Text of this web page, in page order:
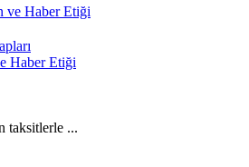
Haber Etiği
taksitlerle ...